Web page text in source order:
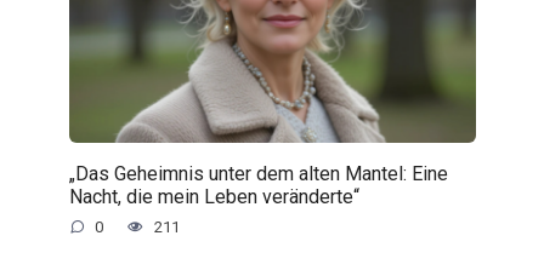
„Das Geheimnis unter dem alten Mantel: Eine
Nacht, die mein Leben veränderte“
0 211